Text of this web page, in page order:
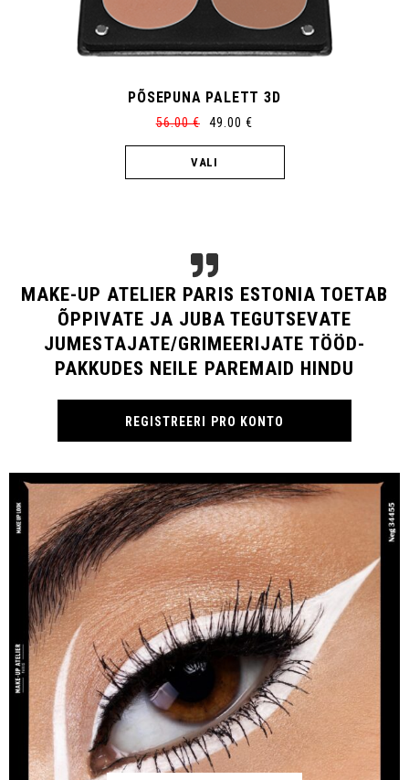
LUMINOUS SKIN OIL
35.00
LISA KORVI
MAKE-UP ATELIER PARIS ESTONIA TOETAB
ÕPPIVATE JA JUBA TEGUTSEVATE
JUMESTAJATE/GRIMEERIJATE TÖÖD-
PAKKUDES NEILE PAREMAID HINDU
REGISTREERI PRO KONTO